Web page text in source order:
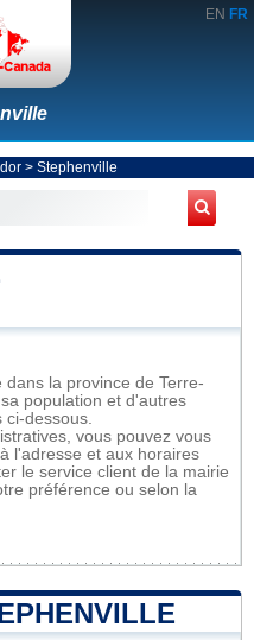
EN FR
> Stephenville
dans la province de Terre-
population et d'autres
dessous.
vous pouvez vous
l'adresse et aux horaires
le service client de la mairie
préférence ou selon la